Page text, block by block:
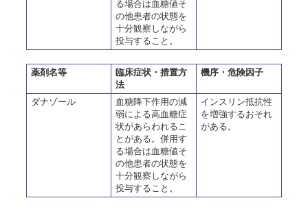
る場合は血糖値そ
の他患者の状態を
十分観察しながら
投与すること。
薬剤名等
臨床症状・措置方
法
機序・危険因子
ダナゾール
血糖降下作用の減
弱による高血糖症
状があらわれるこ
とがある。併用す
る場合は血糖値そ
の他患者の状態を
十分観察しながら
投与すること。
インスリン抵抗性
を増強するおそれ
がある。